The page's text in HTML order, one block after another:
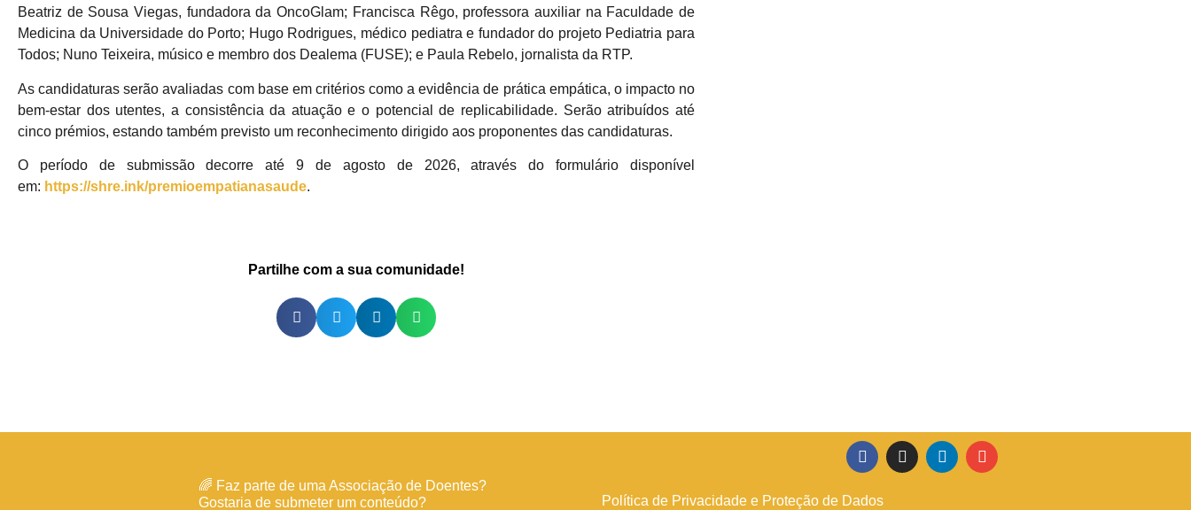
Beatriz de Sousa Viegas, fundadora da OncoGlam; Francisca Rêgo, professora auxiliar na Faculdade de
Medicina da Universidade do Porto; Hugo Rodrigues, médico pediatra e fundador do projeto Pediatria para
Todos; Nuno Teixeira, músico e membro dos Dealema (FUSE); e Paula Rebelo, jornalista da RTP.
As candidaturas serão avaliadas com base em critérios como a evidência de prática empática, o impacto no
bem-estar dos utentes, a consistência da atuação e o potencial de replicabilidade. Serão atribuídos até
cinco prémios, estando também previsto um reconhecimento dirigido aos proponentes das candidaturas.
O período de submissão decorre até 9 de agosto de 2026, através do formulário disponível
em: https://shre.ink/premioempatianasaude.
Partilhe com a sua comunidade!
🌈 Faz parte de uma Associação de Doentes?
Gostaria de submeter um conteúdo?
Política de Privacidade e Proteção de Dados